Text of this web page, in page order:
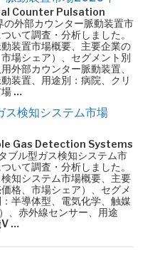
Counter Pulsation
外部カウンター脈動装置市
いて調査・分析しました。
装置市場概要、主要企業の
場シェア）、セグメント別
外部カウンター脈動装置、
装置、用途別：病院、クリ
場 …
ス検知システム市場
Gas Detection Systems
ブル型ガス検知システム市
いて調査・分析しました。
知システム市場概要、主要
格、市場シェア）、セグメ
半導体型、電気化学、触媒
、赤外線センサー、用途
V …